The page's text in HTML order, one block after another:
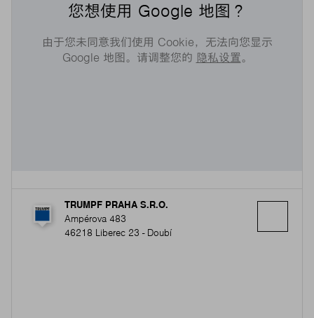
您想使用 Google 地图？
由于您未同意我们使用 Cookie，无法向您显示
Google 地图。请调整您的 隐私设置。
TRUMPF PRAHA S.R.O.
Ampérova 483
46218 Liberec 23 - Doubí